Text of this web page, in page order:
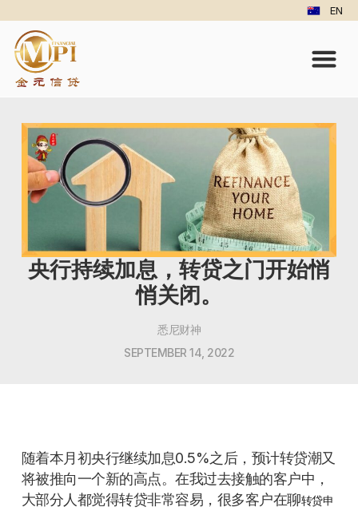
EN
央行持续加息，转贷之门开始悄
悄关闭。
悉尼财神
SEPTEMBER 14, 2022
随着本月初央行继续加息0.5%之后，预计转贷潮又
将被推向一个新的高点。在我过去接触的客户中，
大部分人都觉得转贷非常容易，很多客户在聊转贷申